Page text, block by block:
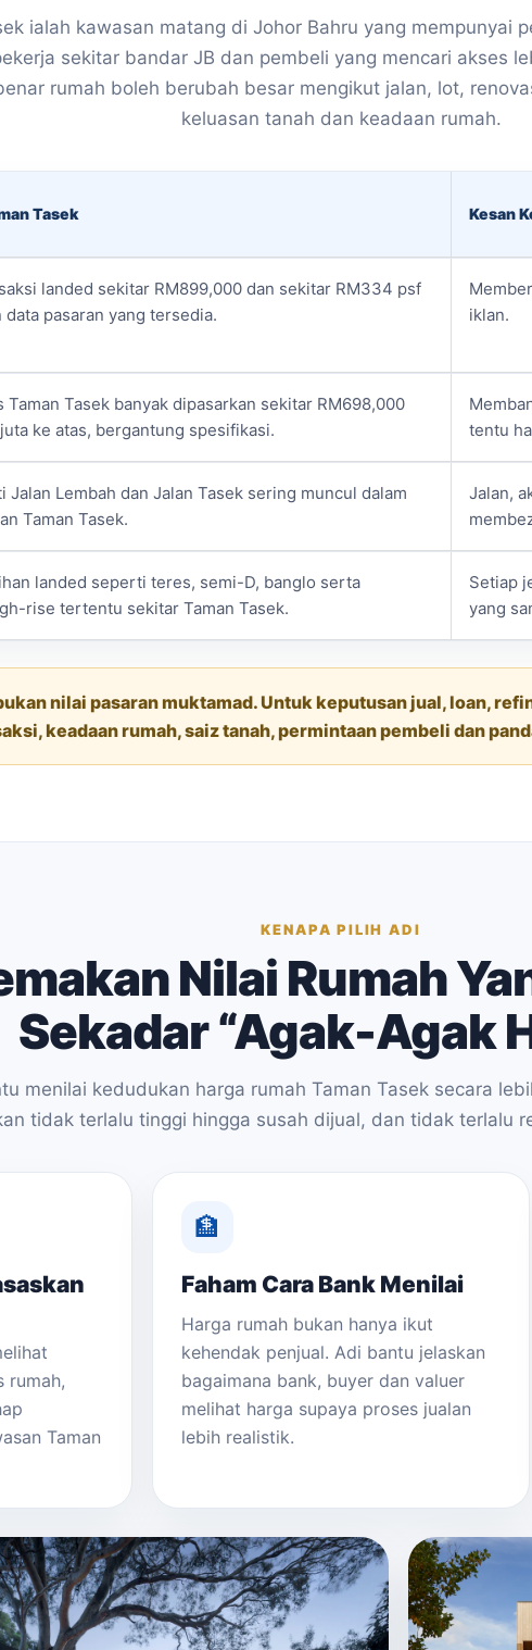
ialah kawasan matang di Johor Bahru yang mempunyai
sekitar bandar JB dan pembeli yang mencari akses
rumah boleh berubah besar mengikut jalan, lot,
keluasan tanah dan keadaan rumah.
Tasek Kesan
landed sekitar RM899,000 dan sekitar RM334 psf
data pasaran yang tersedia.
iklan.
Taman Tasek banyak dipasarkan sekitar RM698,000
ke atas, bergantung spesifikasi.
tentu
Jalan Lembah dan Jalan Tasek sering muncul dalam
Taman Tasek.
Jalan,
landed seperti teres, semi-D, banglo serta
rise tertentu sekitar Taman Tasek.
Setiap
yang
nilai pasaran muktamad. Untuk keputusan jual, loan,
keadaan rumah, saiz tanah, permintaan pembeli dan
KENAPA PILIH ADI
Nilai Rumah
Sekadar “Agak-Agak
menilai kedudukan harga rumah Taman Tasek secara
tidak terlalu tinggi hingga susah dijual, dan tidak terlalu
rumah,
Taman
🏦
Faham Cara Bank Menilai
Harga rumah bukan hanya ikut
kehendak penjual. Adi bantu jelaskan
bagaimana bank, buyer dan valuer
melihat harga supaya proses jualan
lebih realistik.